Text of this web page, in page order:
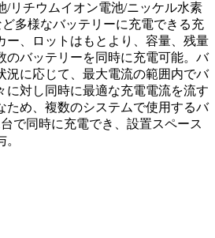
/リチウムイオン電池/ニッケル水素
多様なバッテリーに充電できる充
ー、ロットはもとより、容量、残量
のバッテリーを同時に充電可能。バ
況に応じて、最大電流の範囲内でバ
に対し同時に最適な充電電流を流す
ため、複数のシステムで使用するバ
で同時に充電でき、設置スペース